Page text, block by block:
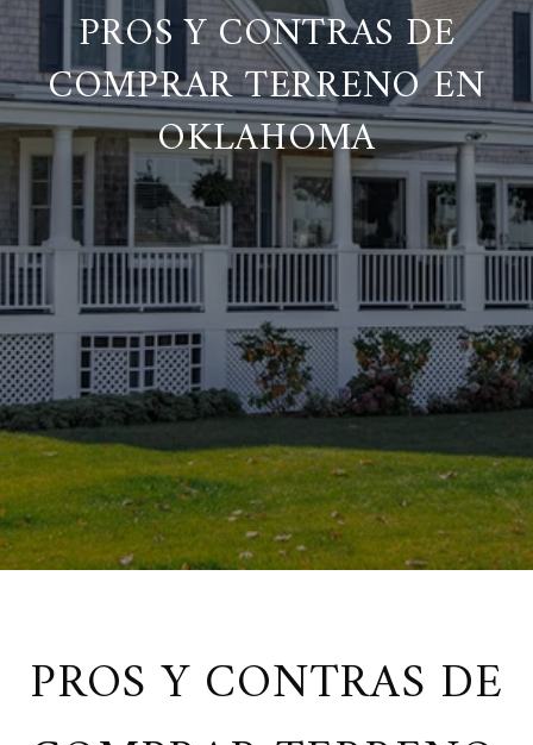
PROS Y CONTRAS DE
COMPRAR TERRENO EN
OKLAHOMA
PROS Y CONTRAS DE